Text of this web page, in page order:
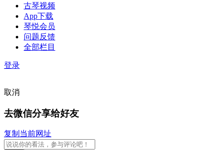
古琴视频
App下载
琴悦会员
问题反馈
全部栏目
登录
取消
去微信分享给好友
复制当前网址